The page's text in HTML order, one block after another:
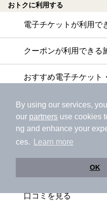
By using our services,
our partners use cookies
ng and enhance your
ces.
Learn more
OK
おトクに利用する
電子チケットが利用で
クーポンが利用できる
おすすめ電子チケット
今月の新着電子チケッ
特集・ニュース
ニフティ温泉ニュース
口コミを見る